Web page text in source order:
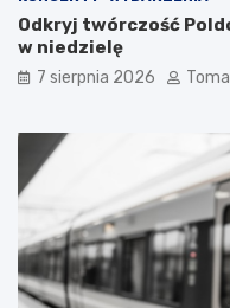
Odkryj twórczość
w niedzielę
7 sierpnia 2026